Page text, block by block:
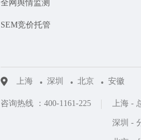
全网舆情监测
SEM竞价托管
上海 深圳 北京 安徽
咨询热线 ：400-1161-225 上海 -
深圳 -